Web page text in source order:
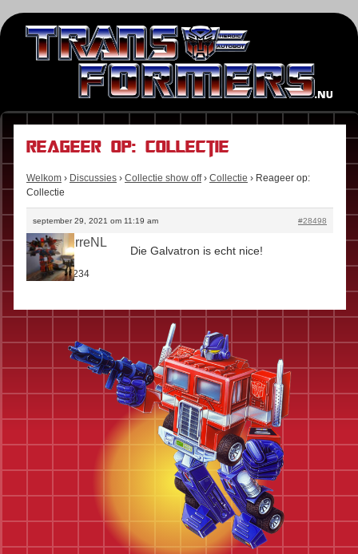
Reageer op: Collectie
Welkom › Discussies › Collectie show off › Collectie › Reageer op:
Collectie
september 29, 2021 om 11:19 am #28498
SaintPierreNL
Rol:Fan
Berichten:234
Die Galvatron is echt nice!